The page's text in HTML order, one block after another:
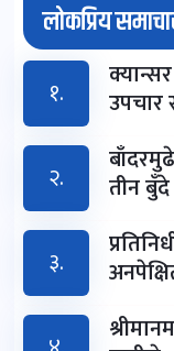
लोकप्रिय
१.
२.
तीन बुँदे
३.